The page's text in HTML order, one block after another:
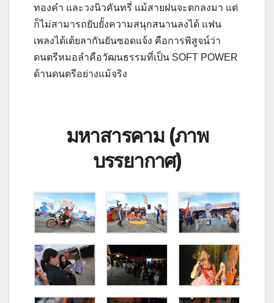
ทองคำ และวงนิวคันทรี่ แม้สายฝนจะตกลงมา แต่
ก็ไม่สามารถยับยั้งความสนุกสนานลงได้ แฟน
เพลงได้เต้ยลากันยันซอดแจ้ง คือการพิสูจน์ว่า
ดนตรีหมอลำคือวัฒนธรรมที่เป็น SOFT POWER
ด้านดนตรีอย่างแม้จริง
มหาสารคาม (ภาพ
บรรยากาศ)